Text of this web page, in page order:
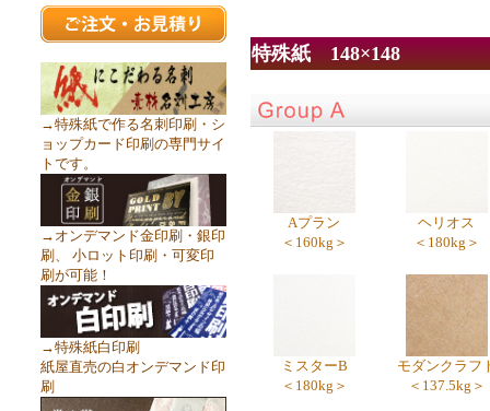
→特殊紙で作る名刺印刷・シ
ョップカード印刷の専門サイ
トです。
→オンデマンド金印刷・銀印
刷、 小ロット印刷・可変印
刷が可能！
→特殊紙白印刷
紙屋直売の白オンデマンド印
刷
特殊紙 148×148
Aプラン
＜160kg＞
ヘリオス
＜180kg＞
ミスターB
＜180kg＞
モダンクラフ
＜137.5kg＞